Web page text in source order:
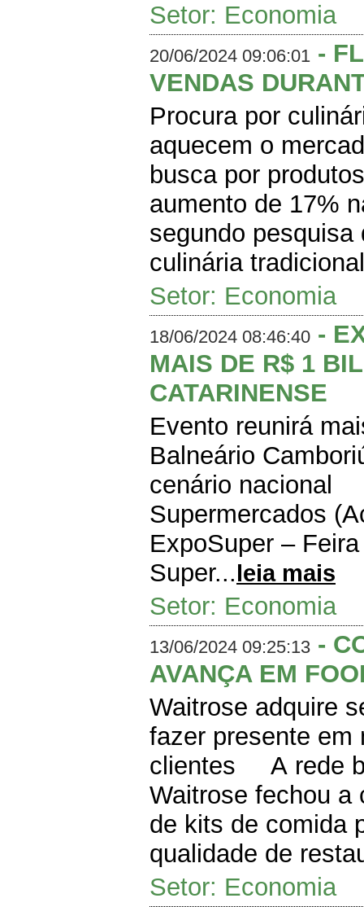
Setor: Economia
20/06/2024 09:06:01 -
VENDAS
Procura por
aquecem o
busca por
aumento de 17%
segundo pesquisa
culinária
Setor: Economia
18/06/2024 08:46:40 -
MAIS DE R$ 1
CATARINENSE
Evento reunirá
Balneário
cenário nacional
Supermercados
ExpoSuper –
Super...leia mais
Setor: Economia
13/06/2024 09:25:13 -
AVANÇA EM
Waitrose adquire
fazer presente em
clientes A rede
Waitrose fechou a
de kits de comida
qualidade de
Setor: Economia